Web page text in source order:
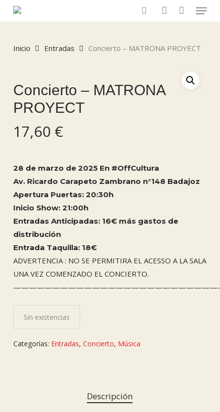
to
content
searchaccount
Menu
Inicio Entradas Concierto – MATRONA PROYECT
Concierto – MATRONA
PROYECT
17,60 €
28 de marzo de 2025 En #OffCultura
Av. Ricardo Carapeto Zambrano n°148 Badajoz
Apertura Puertas: 20:30h
Inicio Show: 21:00h
Entradas Anticipadas: 16€ más gastos de
distribución
Entrada Taquilla: 18€
ADVERTENCIA : NO SE PERMITIRA EL ACESSO A LA SALA
UNA VEZ COMENZADO EL CONCIERTO.
Sin existencias
Categorías: Entradas, Concierto, Música
Descripción